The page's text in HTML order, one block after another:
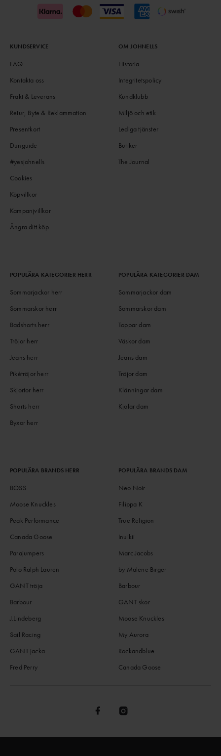
KUNDSERVICE
FAQ
Kontakta oss
Frakt & Leverans
Retur, Byte & Reklammation
Presentkort
Dunguide
#yesjohnells
Cookies
Köpvillkor
Kampanjvillkor
Ångra ditt köp
OM JOHNELLS
Historia
Integritetspolicy
Kundklubb
Miljö och etik
Lediga tjänster
Butiker
The Journal
POPULÄRA KATEGORIER HERR
Sommarjackor herr
Sommarskor herr
Badshorts herr
Tröjor herr
Jeans herr
Pikétröjor herr
Skjortor herr
Shorts herr
Byxor herr
POPULÄRA KATEGORIER DAM
Sommarjackor dam
Sommarskor dam
Toppar dam
Väskor dam
Jeans dam
Tröjor dam
Klänningar dam
Kjolar dam
POPULÄRA BRANDS HERR
BOSS
Moose Knuckles
Peak Performance
Canada Goose
Parajumpers
Polo Ralph Lauren
GANT tröja
Barbour
J.Lindeberg
Sail Racing
GANT jacka
Fred Perry
POPULÄRA BRANDS DAM
Neo Noir
Filippa K
True Religion
Inuikii
Marc Jacobs
by Malene Birger
Barbour
GANT skor
Moose Knuckles
My Aurora
Rockandblue
Canada Goose